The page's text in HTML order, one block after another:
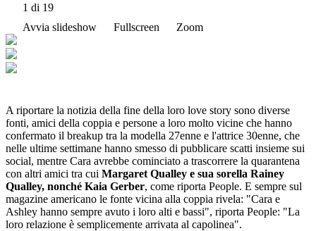
1 di 19
Avvia slideshow
Fullscreen Zoom
A riportare la notizia della fine della loro love story sono diverse
fonti, amici della coppia e persone a loro molto vicine che hanno
confermato il breakup tra la modella 27enne e l'attrice 30enne, che
nelle ultime settimane hanno smesso di pubblicare scatti insieme sui
social, mentre Cara avrebbe cominciato a trascorrere la quarantena
con altri amici tra cui Margaret Qualley e sua sorella Rainey
Qualley, nonché Kaia Gerber, come riporta People. E sempre sul
magazine americano le fonte vicina alla coppia rivela: "Cara e
Ashley hanno sempre avuto i loro alti e bassi", riporta People: "La
loro relazione è semplicemente arrivata al capolinea".